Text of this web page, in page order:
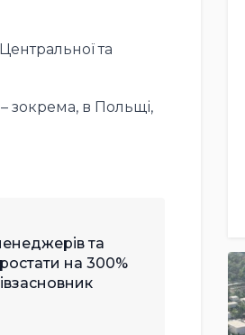
та
зокрема, в Польщі,
та
на 300%